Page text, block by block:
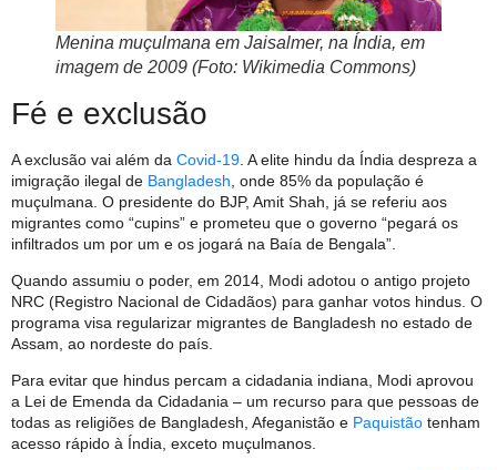
Menina muçulmana em Jaisalmer, na Índia, em
imagem de 2009 (Foto: Wikimedia Commons)
Fé e exclusão
A exclusão vai além da Covid-19 . A elite hindu da Índia despreza a
imigração ilegal de Bangladesh , onde 85% da população é
muçulmana. O presidente do BJP, Amit Shah, já se referiu aos
migrantes como “cupins” e prometeu que o governo “pegará os
infiltrados um por um e os jogará na Baía de Bengala”.
Quando assumiu o poder, em 2014, Modi adotou o antigo projeto
NRC (Registro Nacional de Cidadãos) para ganhar votos hindus. O
programa visa regularizar migrantes de Bangladesh no estado de
Assam, ao nordeste do país.
Para evitar que hindus percam a cidadania indiana, Modi aprovou
a Lei de Emenda da Cidadania – um recurso para que pessoas de
todas as religiões de Bangladesh, Afeganistão e Paquistão tenham
acesso rápido à Índia, exceto muçulmanos.